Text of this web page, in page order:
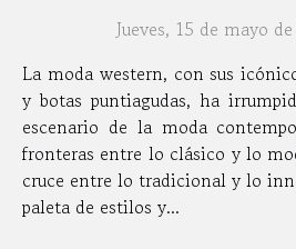
Jueves, 15 de mayo
La moda western, con sus
y botas puntiagudas, ha
escenario de la moda
fronteras entre lo clásico y lo
cruce entre lo tradicional y lo
paleta de estilos y...